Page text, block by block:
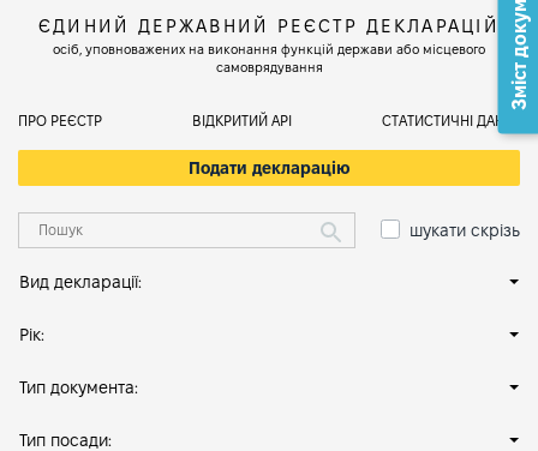
ЄДИНИЙ ДЕРЖАВНИЙ РЕЄСТР ДЕКЛАРАЦІЙ
осіб, уповноважених на виконання функцій держави або місцевого
самоврядування
ПРО РЕЄСТР ВІДКРИТИЙ АРІ СТАТИСТИЧНІ ДАНІ
Подати декларацію
шукати скрізь
Вид декларації:
Рік:
Тип документа:
Тип посади:
Зміст документа